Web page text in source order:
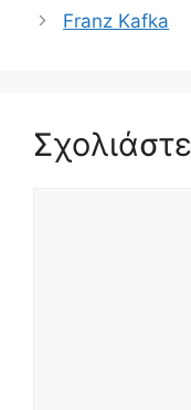
Franz Kafka
Σχολιάστε